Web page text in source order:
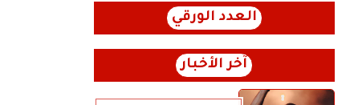
العدد الورقي
آخر الأخبار